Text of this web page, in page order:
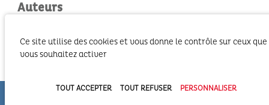
Auteurs
Bureau d'études ARTELIA ; Syndicat Intercommunal
Ce site utilise des cookies et vous donne le contrôle sur ceux que
vous souhaitez activer
TOUT ACCEPTER TOUT REFUSER PERSONNALISER